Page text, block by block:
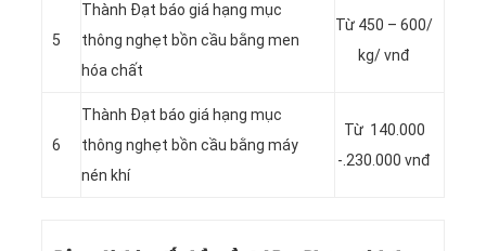
5
Thành Đạt báo giá hạng mục
thông nghẹt bồn cầu bằng men
hóa chất
Từ 450 – 600/
kg/ vnđ
6
Thành Đạt báo giá hạng mục
thông nghẹt bồn cầu bằng máy
nén khí
Từ 140.000
-.230.000 vnđ